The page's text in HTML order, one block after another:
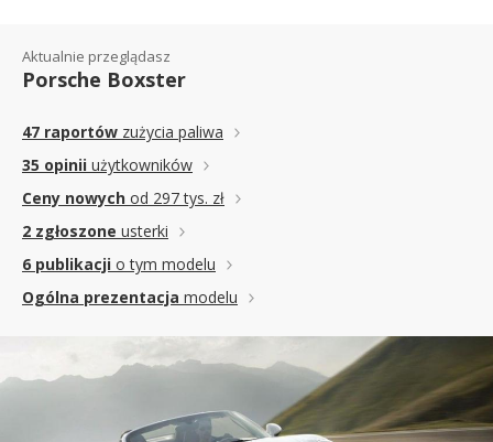
Aktualnie przeglądasz
Porsche Boxster
47 raportów zużycia paliwa
35 opinii użytkowników
Ceny nowych od 297 tys. zł
2 zgłoszone usterki
6 publikacji o tym modelu
Ogólna prezentacja modelu